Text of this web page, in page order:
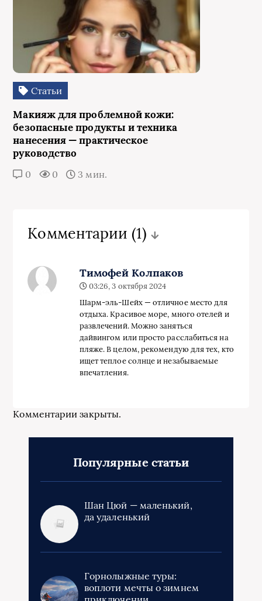
Статьи
Макияж для проблемной кожи:
безопасные продукты и техника
нанесения — практическое
руководство
0 0 3 мин.
Комментарии (1)
Тимофей Колпаков
03:26, 3 октября 2024
Шарм-эль-Шейх — отличное место для
отдыха. Красивое море, много отелей и
развлечений. Можно заняться
дайвингом или просто расслабиться на
пляже. В целом, рекомендую для тех, кто
ищет теплое солнце и незабываемые
впечатления.
Комментарии закрыты.
Популярные статьи
Шан Цюй — маленький,
да удаленький
Горнолыжные туры:
воплоти мечты о зимнем